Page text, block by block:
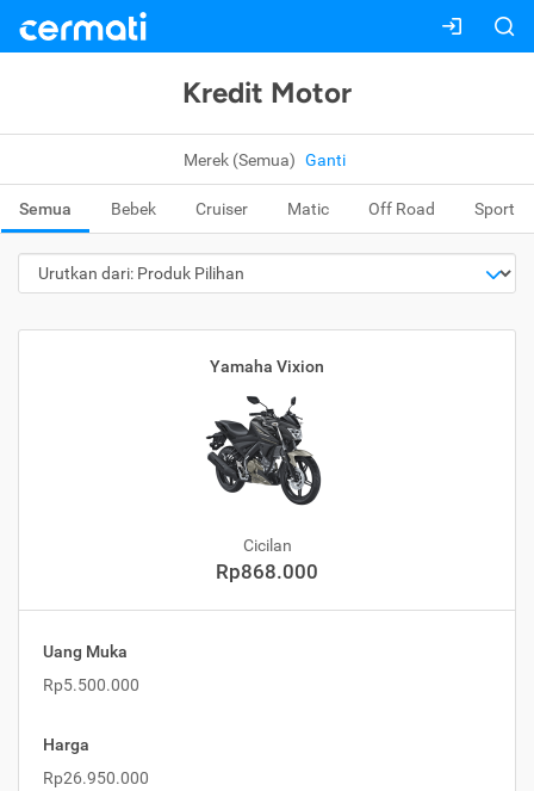
Kredit Motor
Merek (Semua) Ganti
Semua Bebek Cruiser Matic Off Road Sport
Yamaha Vixion
Cicilan
Rp868.000
Uang Muka
Rp5.500.000
Harga
Rp26.950.000